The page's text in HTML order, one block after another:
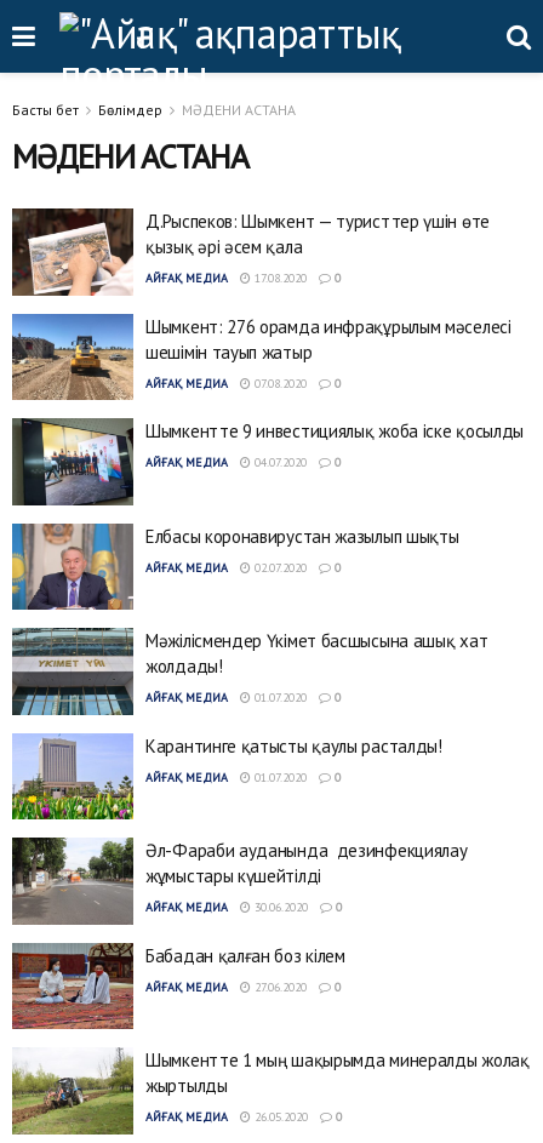
Басты бет Бөлімдер МӘДЕНИ АСТАНА
МӘДЕНИ АСТАНА
Д.Рыспеков: Шымкент — туристтер үшін өте
қызық әрі әсем қала
АЙҒАҚ МЕДИА 17.08.2020 0
Шымкент: 276 орамда инфрақұрылым мәселесі
шешімін тауып жатыр
АЙҒАҚ МЕДИА 07.08.2020 0
Шымкентте 9 инвестициялық жоба іске қосылды
АЙҒАҚ МЕДИА 04.07.2020 0
​Елбасы коронавирустан жазылып шықты
АЙҒАҚ МЕДИА 02.07.2020 0
Мәжілісмендер Үкімет басшысына ашық хат
жолдады!
АЙҒАҚ МЕДИА 01.07.2020 0
Карантинге қатысты қаулы расталды!
АЙҒАҚ МЕДИА 01.07.2020 0
Әл-Фараби ауданында дезинфекциялау
жұмыстары күшейтілді
АЙҒАҚ МЕДИА 30.06.2020 0
Бабадан қалған боз кілем
АЙҒАҚ МЕДИА 27.06.2020 0
Шымкентте 1 мың шақырымда минералды жолақ
жыртылды
АЙҒАҚ МЕДИА 26.05.2020 0